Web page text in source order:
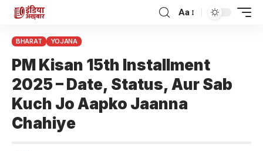
Aa
BHARAT YOJANA
PM Kisan 15th Installment
2025 – Date, Status, Aur Sab
Kuch Jo Aapko Jaanna
Chahiye